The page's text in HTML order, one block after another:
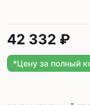
42 332 ₽
*Цену за полный